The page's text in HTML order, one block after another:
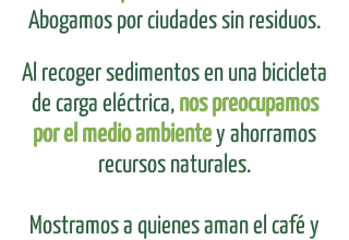
Abogamos por ciudades sin residuos.
Al recoger sedimentos en una bicicleta
de carga eléctrica, nos preocupamos
por el medio ambientey ahorramos
recursos naturales.
Mostramos a quienes aman el café y